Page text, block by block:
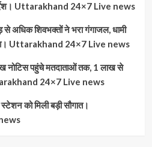
Uttarakhand 24×7 Live news
अधिक शिवभक्तों ने भरा गंगाजल, धामी
Uttarakhand 24×7 Live news
पहुंचे मतदाताओं तक, 1 लाख से
24×7 Live news
को मिली बड़ी सौगात।